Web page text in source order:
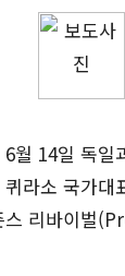
월 14일 독
라소 국가
리바이벌